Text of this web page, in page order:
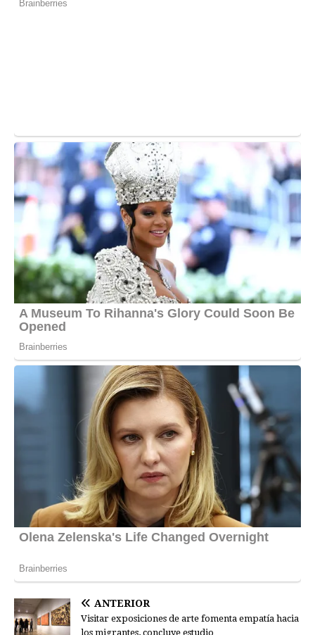
ANTERIOR
Visitar exposiciones de arte fomenta empatía hacia
los migrantes, concluye estudio